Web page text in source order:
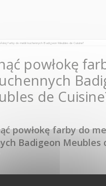
farby do mebli kuchennych Badigeon Meubles de Cuisine?
powłokę
de
powłokę farby do
Badigeon Meubles
pomalowaną produktem należy